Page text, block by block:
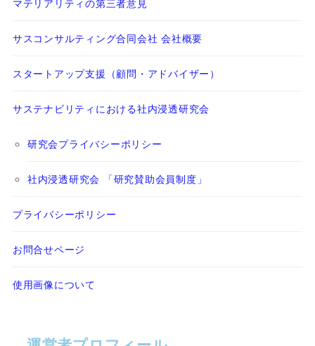
マテリアリティの第三者意見
サスコンサルティング合同会社 会社概要
スタートアップ支援（顧問・アドバイザー）
サステナビリティにおける社内浸透研究会
研究会プライバシーポリシー
社内浸透研究会 「研究賛助会員制度」
プライバシーポリシー
お問合せページ
使用画像について